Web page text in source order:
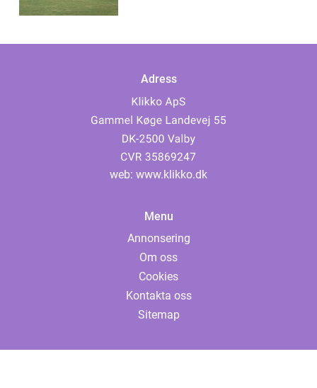
Adress
web: www.klikko.dk
Menu
Annonsering
Om oss
Cookies
Kontakta oss
Sitemap